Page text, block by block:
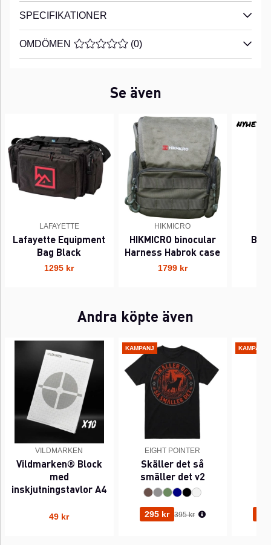
SPECIFIKATIONER
OMDÖMEN MEDELBETYG 0 AV 5 ANTAL BETYG 0
(0)
Se även
LAFAYETTE
Lafayette Equipment
Bag Black
1295 kr
HIKMICRO
HIKMICRO binocular
Harness Habrok case
1799 kr
NYHET
Andra köpte även
VILDMARKEN
Vildmarken® Block
med
inskjutningstavlor A4
49 kr
KAMPANJ
EIGHT POINTER
Skäller det så
smäller det v2
295 kr Ordinarie pris:
395 kr
KAMPANJ